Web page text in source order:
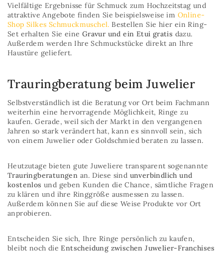
Vielfältige Ergebnisse für Schmuck zum Hochzeitstag und
attraktive Angebote finden Sie beispielsweise im Online-
Shop Silkes Schmuckmuschel.Bestellen Sie hier ein Ring-
Set erhalten Sie eine Gravur und ein Etui gratis dazu.
Außerdem werden Ihre Schmuckstücke direkt an Ihre
Haustüre geliefert.
Trauringberatung beim Juwelier
Selbstverständlich ist die Beratung vor Ort beim Fachmann
weiterhin eine hervorragende Möglichkeit, Ringe zu
kaufen. Gerade, weil sich der Markt in den vergangenen
Jahren so stark verändert hat, kann es sinnvoll sein, sich
von einem Juwelier oder Goldschmied beraten zu lassen.
Heutzutage bieten gute Juweliere transparent sogenannte
Trauringberatungen an. Diese sind unverbindlich und
kostenlos und geben Kunden die Chance, sämtliche Fragen
zu klären und ihre Ringgröße ausmessen zu lassen.
Außerdem können Sie auf diese Weise Produkte vor Ort
anprobieren.
Entscheiden Sie sich, Ihre Ringe persönlich zu kaufen,
bleibt noch dieEntscheidung zwischen Juwelier-Franchises